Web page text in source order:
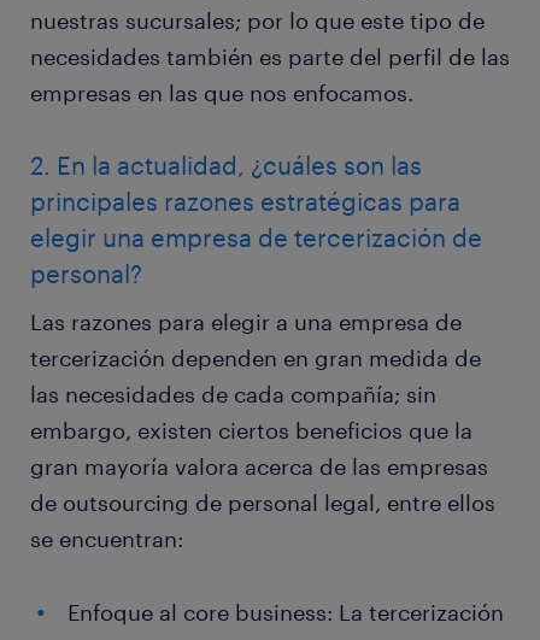
nuestras sucursales; por lo que este tipo de
necesidades también es parte del perfil de las
empresas en las que nos enfocamos.
2. En la actualidad, ¿cuáles son las
principales razones estratégicas para
elegir una empresa de tercerización de
personal?
Las razones para elegir a una empresa de
tercerización dependen en gran medida de
las necesidades de cada compañía; sin
embargo, existen ciertos beneficios que la
gran mayoría valora acerca de las empresas
de outsourcing de personal legal, entre ellos
se encuentran:
Enfoque al core business: La tercerización